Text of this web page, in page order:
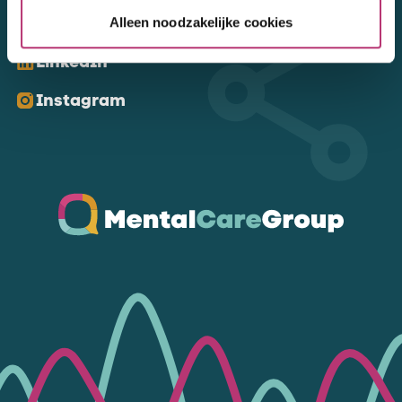
Alleen noodzakelijke cookies
Kom ons volgen
LinkedIn
Instagram